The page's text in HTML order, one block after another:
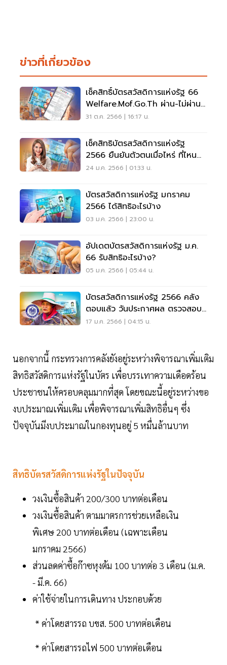
ข่าวที่เกี่ยวข้อง
เช็คสิทธิ์บัตรสวัสดิการแห่งรัฐ 66
Welfare.mof.go.th ผ่าน-ไม่ผ่านดู
เลย
31 ต.ค. 2566 | 16:17 น.
เช็คสิทธิบัตรสวัสดิการแห่งรัฐ
2566 ยืนยันตัวตนเมื่อไหร่ ที่ไหน
เช็กที่นี่
24 ม.ค. 2566 | 01:33 น.
บัตรสวัสดิการแห่งรัฐ มกราคม
2566 ได้สิทธิอะไรบ้าง
03 ม.ค. 2566 | 23:00 น.
อัปเดตบัตรสวัสดิการแห่งรัฐ ม.ค.
66 รับสิทธิอะไรบ้าง?
05 ม.ค. 2566 | 05:44 น.
บัตรสวัสดิการแห่งรัฐ 2566 คลัง
ตอบแล้ว วันประกาศผล ตรวจสอบ
คุณสมบัติ
17 ม.ค. 2566 | 04:15 น.
นอกจากนี้ กระทรวงการคลังยังอยู่ระหว่างพิจารณาเพิ่มเติม
สิทธิสวัสดิการแห่งรัฐในบัตร เพื่อบรรเทาความเดือดร้อน
ประชาชนให้ครอบคลุมมากที่สุด โดยขณะนี้อยู่ระหว่างขอ
งบประมาณเพิ่มเติม เพื่อพิจารณาเพิ่มสิทธิอื่นๆ ซึ่ง
ปัจจุบันมีงบประมาณในกองทุนอยู่ 5 หมื่นล้านบาท
สิทธิบัตรสวัสดิการแห่งรัฐในปัจจุบัน
วงเงินซื้อสินค้า 200/300 บาทต่อเดือน
วงเงินซื้อสินค้า ตามมาตรการช่วยเหลือเงิน
พิเศษ 200 บาทต่อเดือน (เฉพาะเดือน
มกราคม 2566)
ส่วนลดค่าซื้อก๊าซหุงต้ม 100 บาทต่อ 3 เดือน (ม.ค.
- มี.ค. 66)
ค่าใช้จ่ายในการเดินทาง ประกอบด้วย
* ค่าโดยสารรถ บขส. 500 บาทต่อเดือน
* ค่าโดยสารรถไฟ 500 บาทต่อเดือน